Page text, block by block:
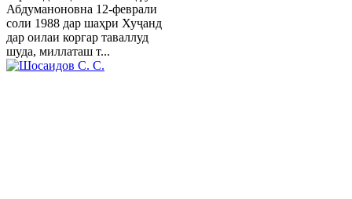
Абдуманоновна 12-феврали
соли 1988 дар шаҳри Хуҷанд
дар оилаи коргар таваллуд
шуда, миллаташ т...